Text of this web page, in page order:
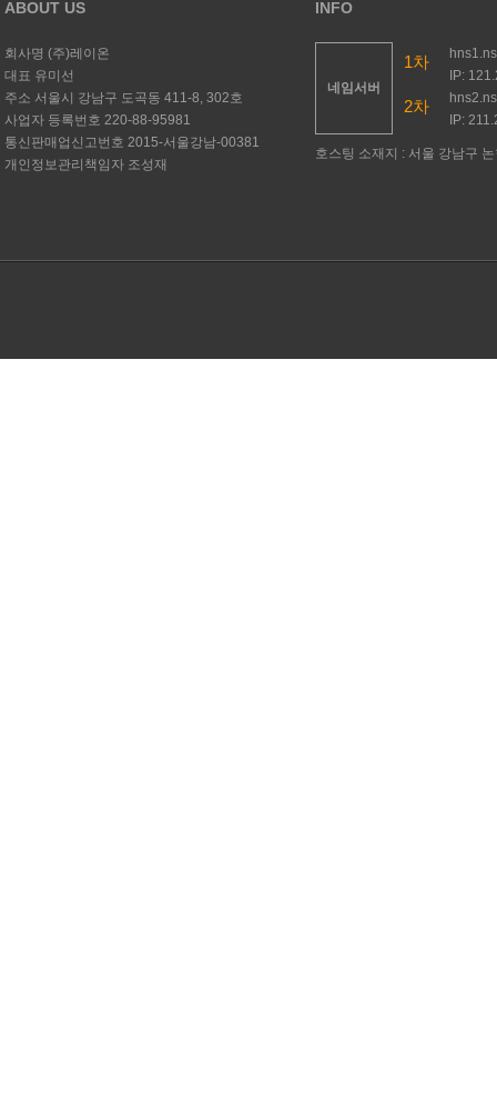
ABOUT US
회사명 (주)레이온
대표 유미선
주소 서울시 강남구 도곡동 411-8, 302호
사업자 등록번호 220-88-95981
통신판매업신고번호 2015-서울강남-00381
개인정보관리책임자 조성재
INFO
네임서버
1차
IP:
2차
IP:
호스팅 소재지 : 서울 강남구